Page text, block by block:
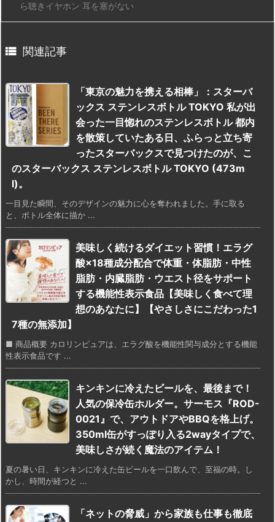
ら聴きイヤホン 耳を塞がない
 関連記事
「東京の魅力を携える相棒」：スターバ
ックス ステンレスボトル TOKYO 私が出
会った一目惚れのステンレスボトル 都内
を散策していたある日、ふらっと立ち寄
ったスターバックスで見つけたのが、こ
のスターバックス ステンレスボトル TOKYO (473m
l)。
一目見た瞬間、そのデザインの魅力に心を奪われました。手に取る
と、ボトル全体に描か ...
美味しく続けるダイエット習慣！エラグ
酸×18種成分配合で体重・体脂肪・中性
脂肪・内臓脂肪・ウエスト径をサポート
する機能性表示食品【美味しく食べて理
想のあなたに】【やさしさにこだわった1
7種の無添加】
■ 商品概要 カロリンピュアは、エラグ酸を機能性関与成分とする機能
性表示食品です ...
キンキンに冷えたビールを、最後まで！
人気の保冷缶ホルダー。サーモス『ROD-
0021』で、アウトドアやBBQを格上げ。
350ml缶がすっぽり入る2wayタイプで、
美味しさが続く魔法のアイテム！
夏の暑い日、キンキンに冷えた缶ビールを一口飲んで、至福の時。し
かし、時間が経つと ...
「ネットの脅威」から家族も仕事も徹底